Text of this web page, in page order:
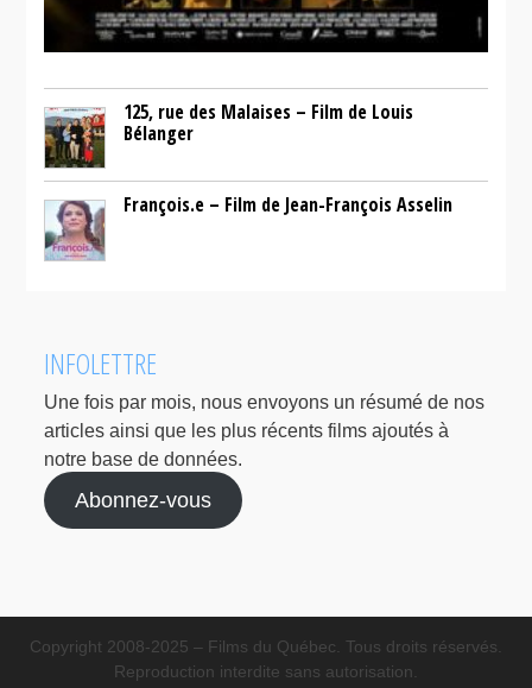
125, rue des Malaises – Film de Louis
Bélanger
François.e – Film de Jean-François Asselin
INFOLETTRE
Une fois par mois, nous envoyons un résumé de nos
articles ainsi que les plus récents films ajoutés à
notre base de données.
Abonnez-vous
Copyright 2008-2025 – Films du Québec. Tous droits réservés.
Reproduction interdite sans autorisation.